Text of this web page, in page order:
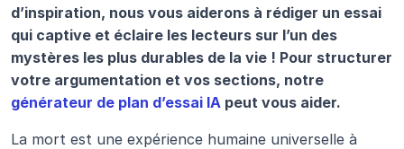
d’inspiration, nous vous aiderons à rédiger un essai
qui captive et éclaire les lecteurs sur l’un des
mystères les plus durables de la vie ! Pour structurer
générateur de plan d’essai IA peut vous aider.
La mort est une expérience humaine universelle à